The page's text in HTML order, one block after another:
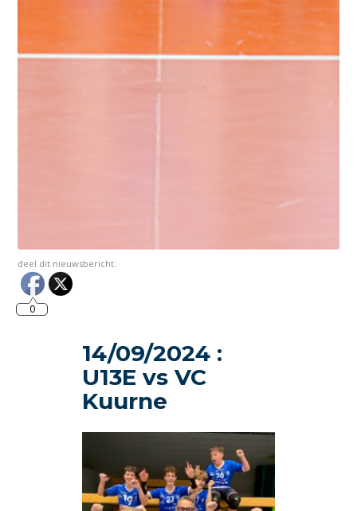
deel dit nieuwsbericht:
0
14/09/2024 :
U13E vs VC
Kuurne